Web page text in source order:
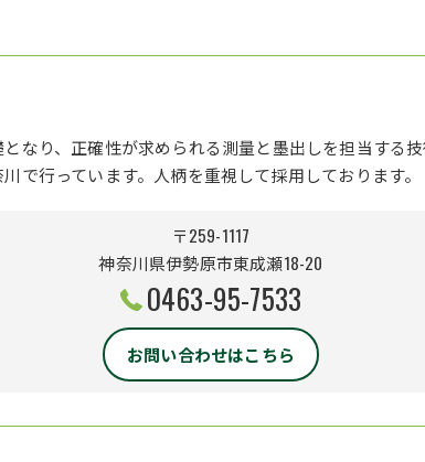
なり、正確性が求められる測量と墨出しを担当する
で行っています。人柄を重視して採用しております。
〒259-1117
神奈川県伊勢原市東成瀬18-20
0463-95-7533
お問い合わせはこちら